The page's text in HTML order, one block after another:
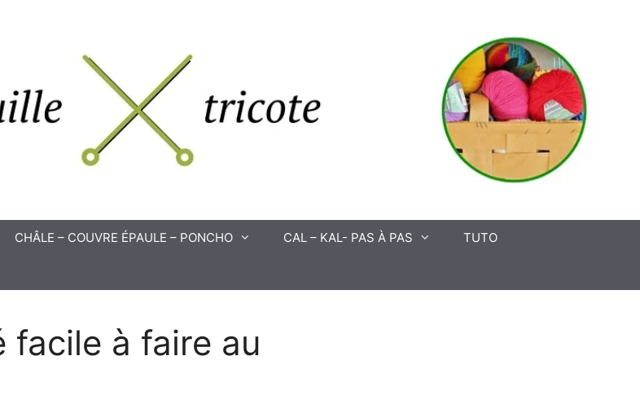
CHÂLE – COUVRE ÉPAULE – PONCHO CAL – KAL- PAS À PAS TUTO
facile à faire au